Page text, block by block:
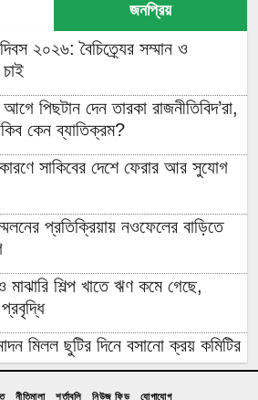
জনপ্রিয়
২০২৬: বৈচিত্র্যের সম্মান ও
পিছটান দেন তারকা রাজনীতিবিদ’রা,
কেন ব্যাতিক্রম?
সাকিবের দেশে ফেরার আর সুযোগ
প্রতিক্রিয়ায় নওফেলের বাড়িতে
শিল্প খাতে ঋণ কমে গেছে,
মিলল ছুটির দিনে বসানো ক্রয় কমিটির
নীতিমালা শর্তাবলি নিউজ ফিড যোগাযোগ